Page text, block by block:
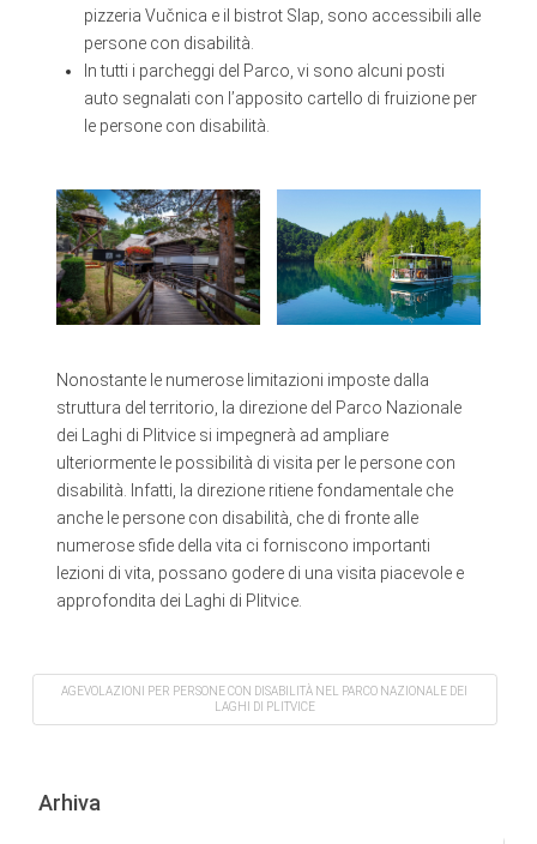
pizzeria Vučnica e il bistrot Slap, sono accessibili alle
persone con disabilità.
In tutti i parcheggi del Parco, vi sono alcuni posti
auto segnalati con l’apposito cartello di fruizione per
le persone con disabilità.
Nonostante le numerose limitazioni imposte dalla
struttura del territorio, la direzione del Parco Nazionale
dei Laghi di Plitvice si impegnerà ad ampliare
ulteriormente le possibilità di visita per le persone con
disabilità. Infatti, la direzione ritiene fondamentale che
anche le persone con disabilità, che di fronte alle
numerose sfide della vita ci forniscono importanti
lezioni di vita, possano godere di una visita piacevole e
approfondita dei Laghi di Plitvice.
AGEVOLAZIONI PER PERSONE CON DISABILITÀ NEL PARCO NAZIONALE DEI
LAGHI DI PLITVICE
Arhiva